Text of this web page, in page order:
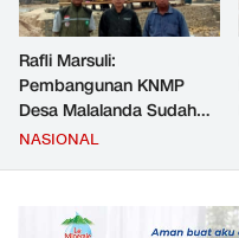
Rafli Marsuli:
Pembangunan KNMP
Desa Malalanda Sudah
Mencapai 69 Persen dan
JMD dan JMF
NASIONAL